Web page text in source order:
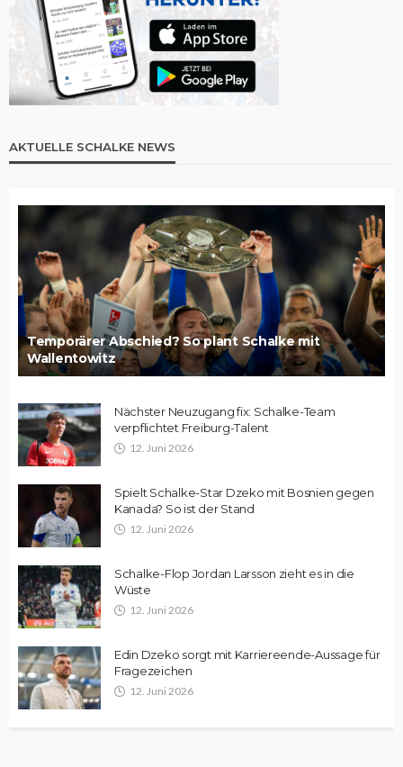
AKTUELLE SCHALKE NEWS
Temporärer Abschied? So plant Schalke mit
Wallentowitz
Nächster Neuzugang fix: Schalke-Team
verpflichtet Freiburg-Talent
12. Juni 2026
Spielt Schalke-Star Dzeko mit Bosnien gegen
Kanada? So ist der Stand
12. Juni 2026
Schalke-Flop Jordan Larsson zieht es in die
Wüste
12. Juni 2026
Edin Dzeko sorgt mit Karriereende-Aussage für
Fragezeichen
12. Juni 2026